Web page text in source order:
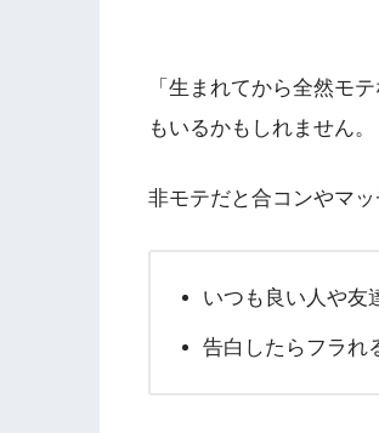
「生まれてから全然モ
もいるかもしれません。
非モテだと合コンやマ
いつも良い人や友
告白したらフラれ